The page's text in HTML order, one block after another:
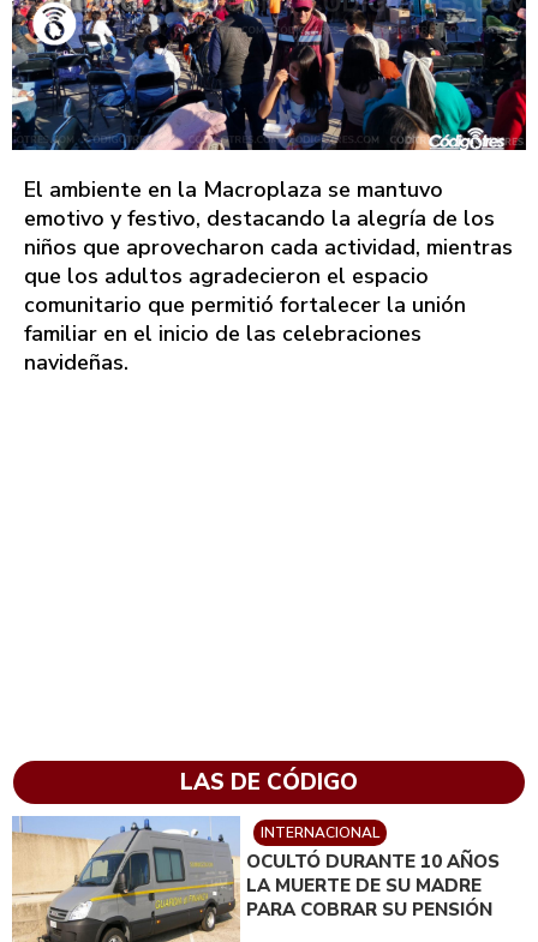
El ambiente en la Macroplaza se mantuvo
emotivo y festivo, destacando la alegría de los
niños que aprovecharon cada actividad, mientras
que los adultos agradecieron el espacio
comunitario que permitió fortalecer la unión
familiar en el inicio de las celebraciones
navideñas.
LAS DE CÓDIGO
INTERNACIONAL
OCULTÓ DURANTE 10 AÑOS
LA MUERTE DE SU MADRE
PARA COBRAR SU PENSIÓN